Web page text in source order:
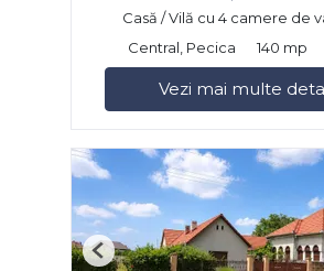
Casă / Vilă cu 4 camere de
Central, Pecica
140 mp
Vezi mai multe
Previous